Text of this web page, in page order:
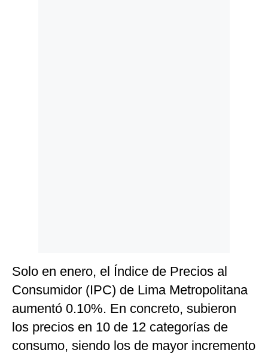
Solo en enero, el Índice de Precios al
Consumidor (IPC) de Lima Metropolitana
aumentó 0.10%. En concreto, subieron
los precios en 10 de 12 categorías de
consumo, siendo los de mayor incremento